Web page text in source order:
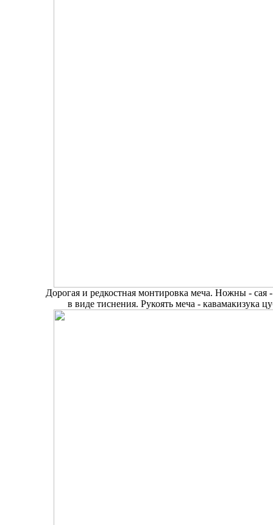
Дорогая и редкостная монтировка меча. Ножны -
в виде тиснения. Рукоять меча - кавамакизука